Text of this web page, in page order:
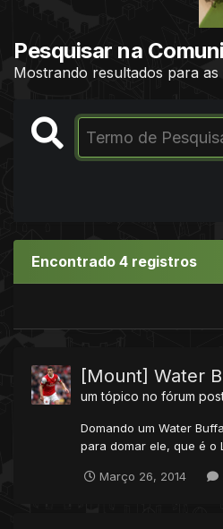
Pesquisar na
Mostrando resultados para
Encontrado 4 registros
[Mount] Water
um tópico no fórum
Domando um Water
para domar ele, que é o
Março 26, 2014